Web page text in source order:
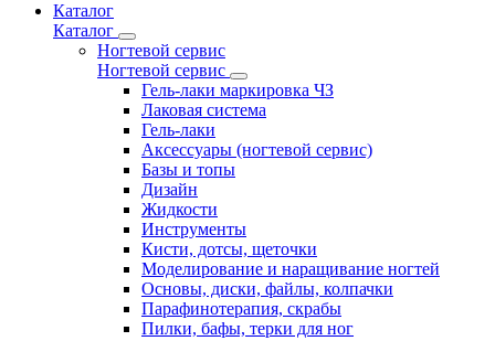
Каталог
Каталог
Ногтевой сервис
Ногтевой сервис
Гель-лаки маркировка ЧЗ
Лаковая система
Гель-лаки
Аксессуары (ногтевой сервис)
Базы и топы
Дизайн
Жидкости
Инструменты
Кисти, дотсы, щеточки
Моделирование и наращивание ногтей
Основы, диски, файлы, колпачки
Парафинотерапия, скрабы
Пилки, бафы, терки для ног